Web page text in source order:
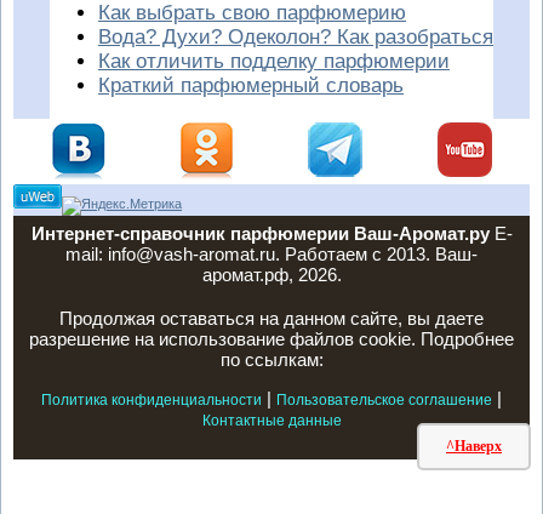
^Наверх
Как выбрать свою парфюмерию
Вода? Духи? Одеколон? Как разобраться
Как отличить подделку парфюмерии
Краткий парфюмерный словарь
Интернет-справочник парфюмерии Ваш-Аромат.руE-
mail: info@vash-aromat.ru. Работаем с 2013. Ваш-
аромат.рф, 2026.
Продолжая оставаться на данном сайте, вы даете
разрешение на использование файлов cookie. Подробнее
по ссылкам:
Политика конфиденциальности | Пользовательское соглашение |
Контактные данные